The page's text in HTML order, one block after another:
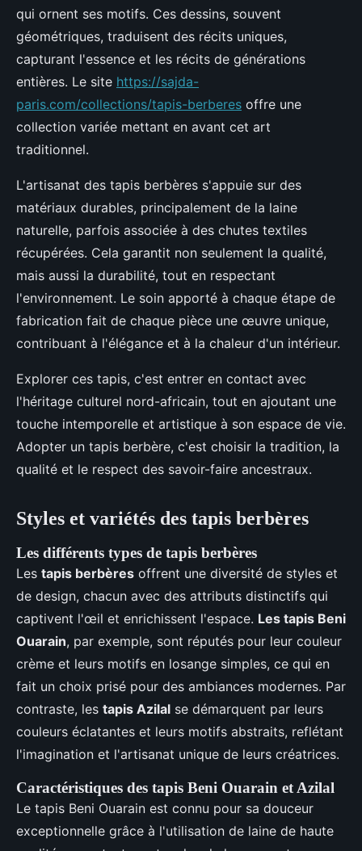
qui ornent ses motifs. Ces dessins, souvent
géométriques, traduisent des récits uniques,
capturant l'essence et les récits de générations
entières. Le site https://sajda-
paris.com/collections/tapis-berberes offre une
collection variée mettant en avant cet art
traditionnel.
L'artisanat des tapis berbères s'appuie sur des
matériaux durables, principalement de la laine
naturelle, parfois associée à des chutes textiles
récupérées. Cela garantit non seulement la qualité,
mais aussi la durabilité, tout en respectant
l'environnement. Le soin apporté à chaque étape de
fabrication fait de chaque pièce une œuvre unique,
contribuant à l'élégance et à la chaleur d'un intérieur.
Explorer ces tapis, c'est entrer en contact avec
l'héritage culturel nord-africain, tout en ajoutant une
touche intemporelle et artistique à son espace de vie.
Adopter un tapis berbère, c'est choisir la tradition, la
qualité et le respect des savoir-faire ancestraux.
Styles et variétés des tapis berbères
Les différents types de tapis berbères
Les tapis berbères offrent une diversité de styles et
de design, chacun avec des attributs distinctifs qui
captivent l'œil et enrichissent l'espace. Les tapis Beni
Ouarain, par exemple, sont réputés pour leur couleur
crème et leurs motifs en losange simples, ce qui en
fait un choix prisé pour des ambiances modernes. Par
contraste, les tapis Azilal se démarquent par leurs
couleurs éclatantes et leurs motifs abstraits, reflétant
l'imagination et l'artisanat unique de leurs créatrices.
Caractéristiques des tapis Beni Ouarain et Azilal
Le tapis Beni Ouarain est connu pour sa douceur
exceptionnelle grâce à l'utilisation de laine de haute